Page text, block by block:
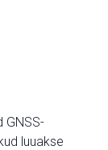
GNSS-
luuakse